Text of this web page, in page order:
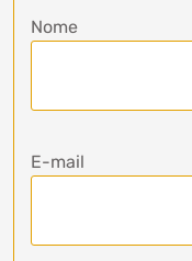
Nome
E-mail